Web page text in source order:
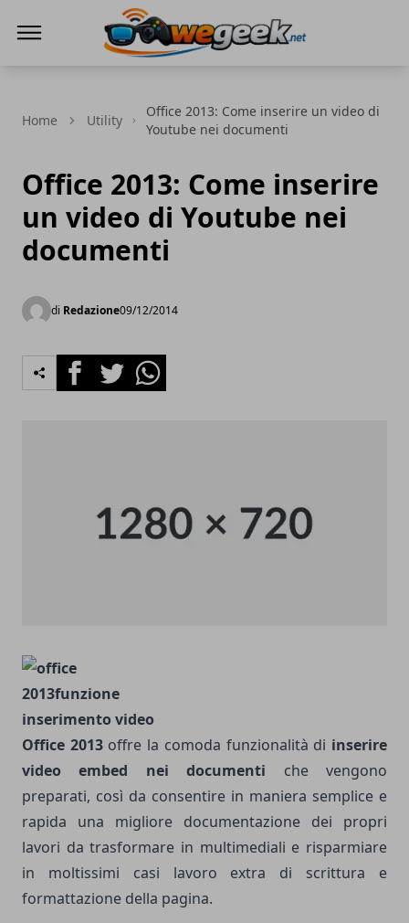
Home Utility
Office 2013: Come inserire un video di
Youtube nei documenti
Office 2013: Come inserire
un video di Youtube nei
documenti
di Redazione09/12/2014
FacebookTwitterWhatsapp
Office 2013offre la comoda funzionalità di inserire
video embed nei documenti che vengono
preparati, così da consentire in maniera semplice e
rapida una migliore documentazione dei propri
lavori da trasformare in multimediali e risparmiare
in moltissimi casi lavoro extra di scrittura e
formattazione della pagina.